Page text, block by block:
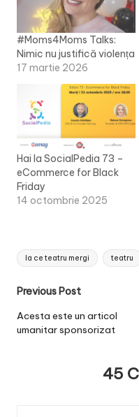
#Moms4Moms Talks:
Nimic nu justifică violența
17 martie 2026
Hai la SocialPedia 73 –
eCommerce for Black
Friday
14 octombrie 2025
Tags:
la ce teatru mergi teatru
Post
navigation
Previous Post
Acesta este un articol
umanitar sponsorizat
45